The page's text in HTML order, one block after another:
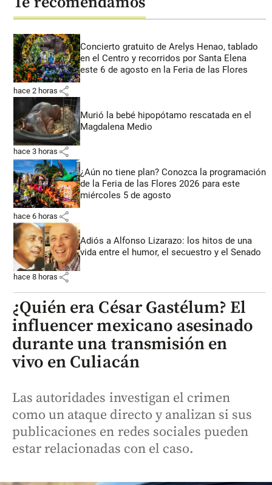
Concierto gratuito de Arelys Henao, tablado
en el Centro y recorridos por Santa Elena
este 6 de agosto en la Feria de las Flores
hace 2 horas share
Murió la bebé hipopótamo rescatada en el
Magdalena Medio
hace 3 horas share
¿Aún no tiene plan? Conozca la programación
de la Feria de las Flores 2026 para este
miércoles 5 de agosto
hace 6 horas share
Adiós a Alfonso Lizarazo: los hitos de una
vida entre el humor, el secuestro y el Senado
hace 8 horas share
¿Quién era César Gastélum? El
influencer mexicano asesinado
durante una transmisión en
vivo en Culiacán
Las autoridades investigan el crimen
como un ataque directo y analizan si sus
publicaciones en redes sociales pueden
estar relacionadas con el caso.